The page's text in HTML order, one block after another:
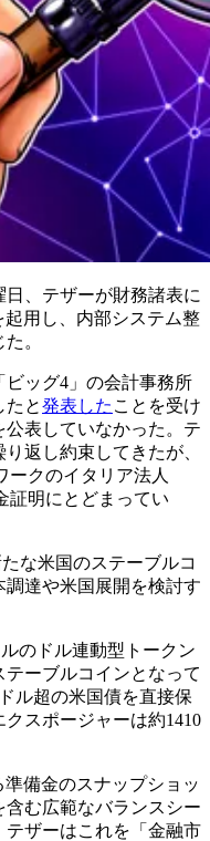
日、テザーが財務諸表に
用し、内部システム整
。
ッグ4」の会計事務所
たと発表した ことを受け
表していなかった。テ
返し約束してきたが、
ークのイタリア法人
証明にとどまってい
な米国のステーブルコ
達や米国展開を検討す
のドル連動型トークン
ーブルコインとなって
ル超の米国債を直接保
スポージャーは約1410
備金のスナップショッ
含む広範なバランスシー
テザーはこれを「金融市